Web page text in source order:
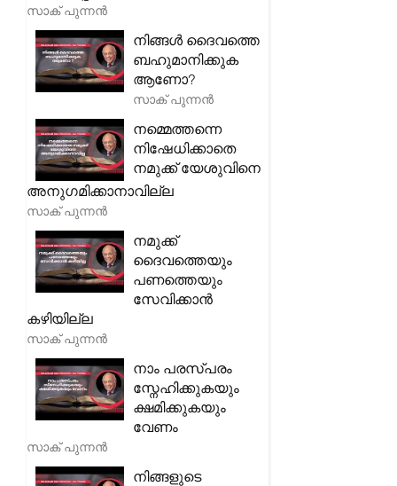
സാക് പുന്നൻ
നിങ്ങൾ ദൈവത്തെ
ബഹുമാനിക്കുക
ആണോ?
സാക് പുന്നൻ
നമ്മെത്തന്നെ
നിഷേധിക്കാതെ
നമുക്ക് യേശുവിനെ
അനുഗമിക്കാനാവില്ല
സാക് പുന്നൻ
നമുക്ക്
ദൈവത്തെയും
പണത്തെയും
സേവിക്കാൻ
കഴിയില്ല
സാക് പുന്നൻ
നാം പരസ്പരം
സ്നേഹിക്കുകയും
ക്ഷമിക്കുകയും
വേണം
സാക് പുന്നൻ
നിങ്ങളുടെ